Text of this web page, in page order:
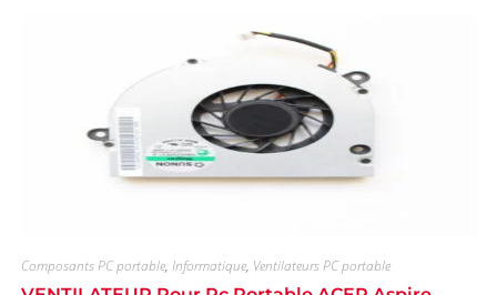
Composants PC portable, Informatique, Ventilateurs PC portable